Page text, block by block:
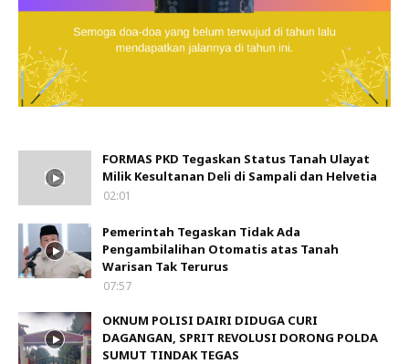
FORMAS PKD Tegaskan Status Tanah Ulayat
Milik Kesultanan Deli di Sampali dan Helvetia
02:01
Pemerintah Tegaskan Tidak Ada
Pengambilalihan Otomatis atas Tanah
Warisan Tak Terurus
07:57
OKNUM POLISI DAIRI DIDUGA CURI
DAGANGAN, SPRIT REVOLUSI DORONG POLDA
SUMUT TINDAK TEGAS